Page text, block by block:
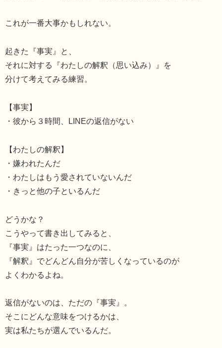
これが一番大事かもしれない。
起きた『事実』と、
それに対する『わたしの解釈（思い込み）』を
分けて考えてみる練習。
【事実】
・彼から３時間、LINEの返信がない
【わたしの解釈】
・嫌われたんだ
・わたしはもう愛されていないんだ
・きっと他の子といるんだ
どうかな？
こうやって書き出してみると、
『事実』はたった一つなのに、
『解釈』でどんどん自分が苦しくなっているのが
よくわかるよね。
返信がないのは、ただの『事実』。
そこにどんな意味をつけるかは、
実は私たちが選んでいるんだ。